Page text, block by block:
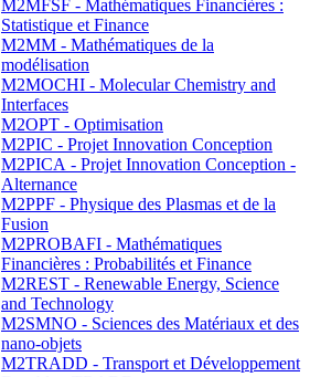
M2MFSF - Mathématiques Financières :
Statistique et Finance
M2MM - Mathématiques de la
modélisation
M2MOCHI - Molecular Chemistry and
Interfaces
M2OPT - Optimisation
M2PIC - Projet Innovation Conception
M2PICA - Projet Innovation Conception -
Alternance
M2PPF - Physique des Plasmas et de la
Fusion
M2PROBAFI - Mathématiques
Financières : Probabilités et Finance
M2REST - Renewable Energy, Science
and Technology
M2SMNO - Sciences des Matériaux et des
nano-objets
M2TRADD - Transport et Développement